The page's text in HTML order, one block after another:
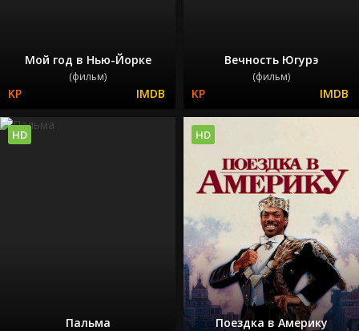
Мой год в Нью-Йорке
(фильм)
Вечность Югурэ
(фильм)
Пальма
HD
Поездка в Америку
HD